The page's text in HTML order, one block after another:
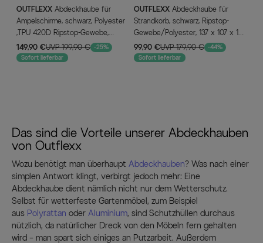
OUTFLEXX
Ampelschirme, schwarz, Polyester
,TPU 420D Ripstop-Gewebe,
60/65 x 292 cm, mit
Reißverschluss und Zugband
149,90 €UVP 199,90 € -25%
Sofort lieferbar
OUTFLEXX
Strandkorb, schwarz, Ripstop-
Gewebe/Polyester, 137 x 107 x 177
cm, wasserabweisend, mit
Reißverschluss, UV-Schutz
99,90 €UVP 179,90 € -44%
Sofort lieferbar
Das sind die Vorteile unserer Abdeckhauben
von Outflexx
Wozu benötigt man überhaupt Abdeckhauben? Was nach einer
simplen Antwort klingt, verbirgt jedoch mehr: Eine
Abdeckhaube dient nämlich nicht nur dem Wetterschutz.
Selbst für wetterfeste Gartenmöbel, zum Beispiel
aus Polyrattan oder Aluminium, sind Schutzhüllen durchaus
nützlich, da natürlicher Dreck von den Möbeln fern gehalten
wird – man spart sich einiges an Putzarbeit. Außerdem